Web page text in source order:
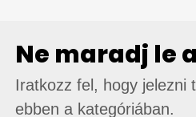
Ne maradj le
Iratkozz fel, hogy jelezni
ebben a kategóriában.